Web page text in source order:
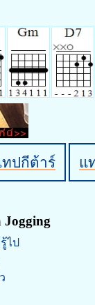
ทปกีต้าร์ แ
Jogging
ไป